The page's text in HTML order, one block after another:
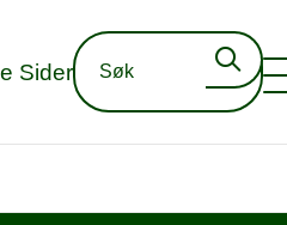
Sider